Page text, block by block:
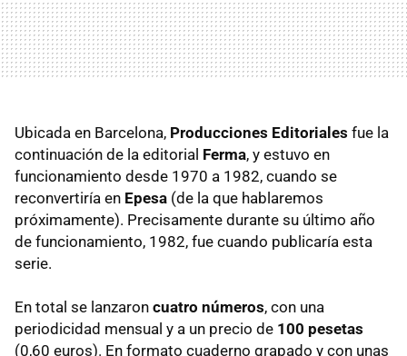
Ubicada en Barcelona, Producciones Editoriales fue la
continuación de la editorial Ferma, y estuvo en
funcionamiento desde 1970 a 1982, cuando se
reconvertiría en Epesa (de la que hablaremos
próximamente). Precisamente durante su último año
de funcionamiento, 1982, fue cuando publicaría esta
serie.
En total se lanzaron cuatro números, con una
periodicidad mensual y a un precio de 100 pesetas
(0,60 euros). En formato cuaderno grapado y con unas